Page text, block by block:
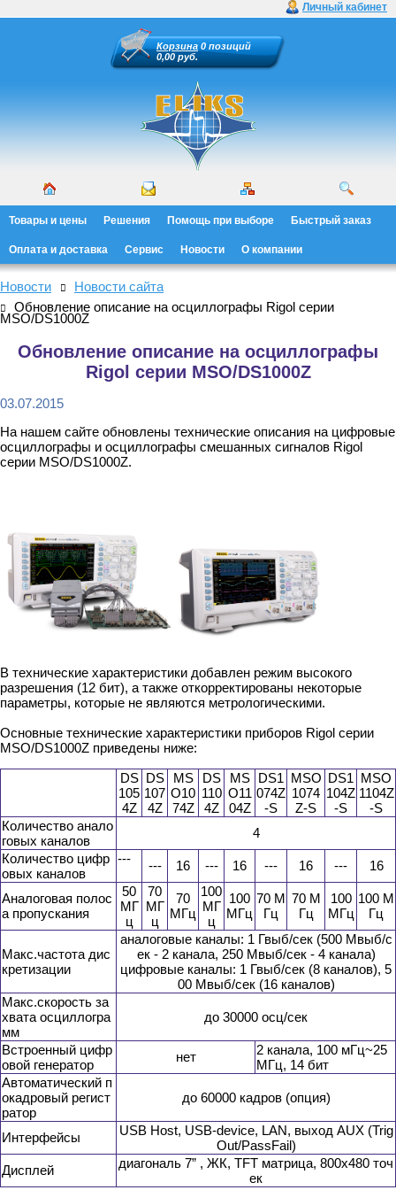
Личный кабинет
Корзина 0 позиций
0,00 руб.
Товары и цены Решения Помощь при выборе Быстрый заказ
Оплата и доставка Сервис Новости О компании
Новости
Новости сайта
Обновление описание на осциллографы Rigol серии
MSO/DS1000Z
Обновление описание на осциллографы
Rigol серии MSO/DS1000Z
03.07.2015
На нашем сайте обновлены технические описания на цифровые
осциллографы и осциллографы смешанных сигналов Rigol
серии MSO/DS1000Z.
В технические характеристики добавлен режим высокого
разрешения (12 бит), а также откорректированы некоторые
параметры, которые не являются метрологическими.
Основные технические характеристики приборов Rigol серии
MSO/DS1000Z приведены ниже:
DS
105
4Z
DS
107
4Z
MS
O10
74Z
DS
110
4Z
MS
O11
04Z
DS1
074Z
-S
MSO
1074
Z-S
DS1
104Z
-S
MSO
1104Z
-S
Количество анало
говых каналов
4
Количество цифр
овых каналов
--- --- 16 --- 16 --- 16 --- 16
Аналоговая полос
а пропускания
50
МГ
ц
70
МГ
ц
70
МГц
100
МГ
ц
100
МГц
70 М
Гц
70 М
Гц
100
МГц
100 М
Гц
Макс.частота дис
кретизации
аналоговые каналы: 1 Гвыб/сек (500 Мвыб/с
ек - 2 канала, 250 Мвыб/сек - 4 канала)
цифровые каналы: 1 Гвыб/сек (8 каналов), 5
00 Мвыб/сек (16 каналов)
Макс.скорость за
хвата осциллогра
мм
до 30000 осц/сек
Встроенный цифр
овой генератор
нет
2 канала, 100 мГц~25
МГц, 14 бит
Автоматический п
окадровый регист
ратор
до 60000 кадров (опция)
Интерфейсы
USB Host, USB-device, LAN, выход AUX (Trig
Out/PassFail)
Дисплей
диагональ 7” , ЖК, TFT матрица, 800х480 точ
ек